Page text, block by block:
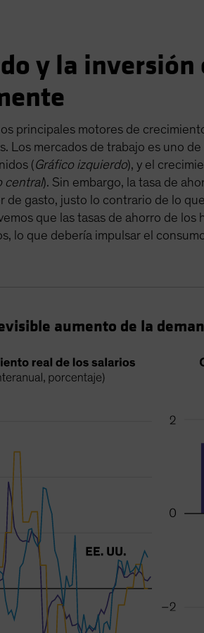
y la
principales motores de
Los mercados de trabajo es uno
(Gráfico izquierdo), y el
central). Sin embargo, la tasa de
de gasto, justo lo contrario de lo
que las tasas de ahorro de los
lo que debería impulsar el
aumento de la